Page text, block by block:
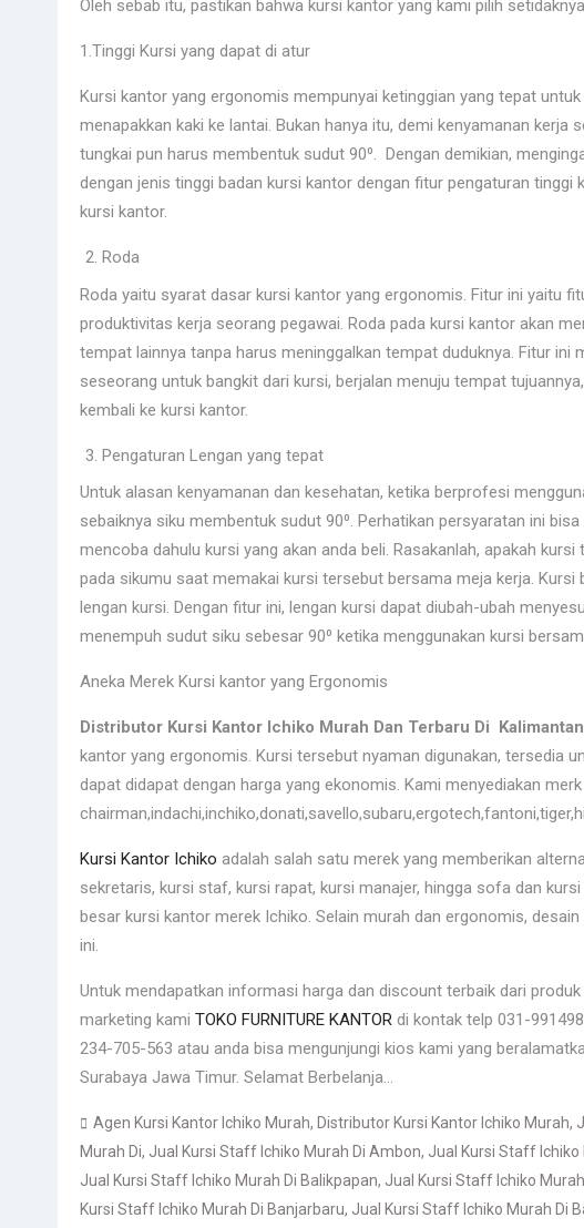
Oleh sebab itu, pastikan bahwa kursi kantor yang kami pilih
1.Tinggi Kursi yang dapat di atur
Kursi kantor yang ergonomis mempunyai ketinggian yang tepat
menapakkan kaki ke lantai. Bukan hanya itu, demi kenyamanan
tungkai pun harus membentuk sudut 90⁰. Dengan demikian,
dengan jenis tinggi badan kursi kantor dengan fitur pengaturan
kursi kantor.
Roda
Roda yaitu syarat dasar kursi kantor yang ergonomis. Fitur ini yaitu
produktivitas kerja seorang pegawai. Roda pada kursi kantor akan
tempat lainnya tanpa harus meninggalkan tempat duduknya. Fitur ini
seseorang untuk bangkit dari kursi, berjalan menuju tempat
kembali ke kursi kantor.
Pengaturan Lengan yang tepat
Untuk alasan kenyamanan dan kesehatan, ketika berprofesi
sebaiknya siku membentuk sudut 90⁰. Perhatikan persyaratan ini
mencoba dahulu kursi yang akan anda beli. Rasakanlah, apakah
pada sikumu saat memakai kursi tersebut bersama meja kerja.
lengan kursi. Dengan fitur ini, lengan kursi dapat diubah-ubah
menempuh sudut siku sebesar 90⁰ ketika menggunakan kursi
Aneka Merek Kursi kantor yang Ergonomis
Distributor Kursi Kantor Ichiko Murah Dan Terbaru Di
kantor yang ergonomis. Kursi tersebut nyaman digunakan, tersedia
dapat didapat dengan harga yang ekonomis. Kami menyediakan
Kursi Kantor Ichiko adalah salah satu merek yang memberikan
sekretaris, kursi staf, kursi rapat, kursi manajer, hingga sofa dan
besar kursi kantor merek Ichiko. Selain murah dan ergonomis,
ini.
Untuk mendapatkan informasi harga dan discount terbaik dari
marketing kami TOKO FURNITURE KANTOR di kontak telp 031-
234-705-563 atau anda bisa mengunjungi kios kami yang
Surabaya Jawa Timur. Selamat Berbelanja…
Agen Kursi Kantor Ichiko Murah, Distributor Kursi Kantor Ichiko Murah,
Murah Di, Jual Kursi Staff Ichiko Murah Di Ambon, Jual Kursi Staff
Jual Kursi Staff Ichiko Murah Di Balikpapan, Jual Kursi Staff Ichiko Murah
Kursi Staff Ichiko Murah Di Banjarbaru, Jual Kursi Staff Ichiko Murah Di